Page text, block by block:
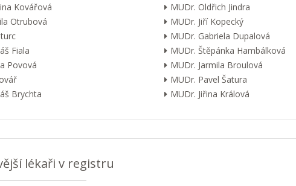
Kovářová
MUDr. Oldřich Jindra
Otrubová
MUDr. Jiří Kopecký
MUDr. Gabriela Dupalová
Fiala
MUDr. Štěpánka Hambálková
Povová
MUDr. Jarmila Broulová
MUDr. Pavel Šatura
Brychta
MUDr. Jiřina Králová
lékaři v registru